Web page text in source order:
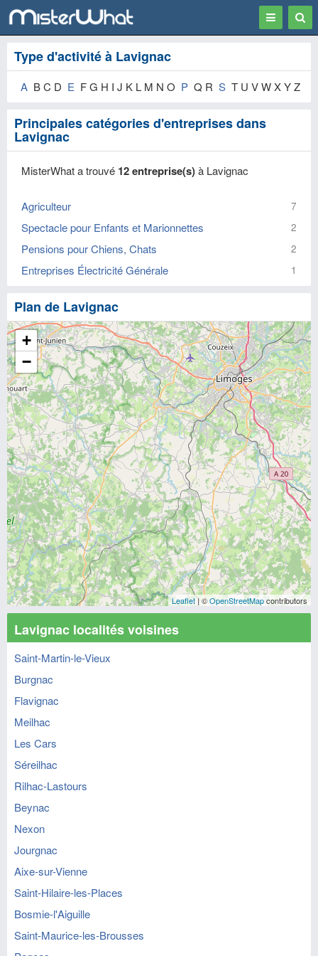
Toggle
Type d'activité à Lavignac
A B C D E F G H I J K L M N O P Q R S T U V W X Y Z
Principales catégories d'entreprises dans
Lavignac
MisterWhat a trouvé 12 entreprise(s)à Lavignac
Agriculteur 7
Spectacle pour Enfants et Marionnettes 2
Pensions pour Chiens, Chats 2
Entreprises Électricité Générale 1
Plan de Lavignac
+
−
Leaflet| ©OpenStreetMapcontributors
Lavignac localités voisines
Saint-Martin-le-Vieux
Burgnac
Flavignac
Meilhac
Les Cars
Séreilhac
Rilhac-Lastours
Beynac
Nexon
Jourgnac
Aixe-sur-Vienne
Saint-Hilaire-les-Places
Bosmie-l'Aiguille
Saint-Maurice-les-Brousses